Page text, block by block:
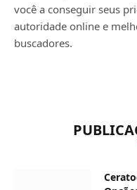
você a conseguir seus
autoridade online e
buscadores.